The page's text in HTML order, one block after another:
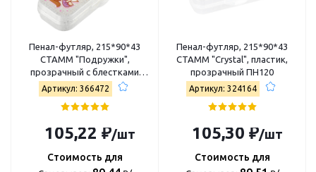
Пенал-футляр, 215*90*43
СТАММ "Подружки",
прозрачный с блестками
ПН-31468
Артикул: 366472
105,22 ₽/шт
Стоимость для
Пенал-футляр, 215*90*43
СТАММ "Crystal", пластик,
прозрачный ПН120
Артикул: 324164
105,30 ₽/шт
Стоимость для